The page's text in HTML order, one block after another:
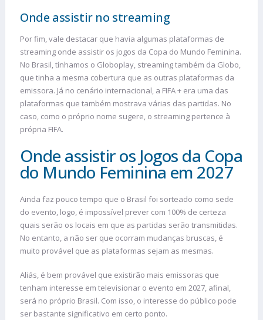
Onde assistir no streaming
Por fim, vale destacar que havia algumas plataformas de
streaming onde assistir os jogos da Copa do Mundo Feminina.
No Brasil, tínhamos o Globoplay, streaming também da Globo,
que tinha a mesma cobertura que as outras plataformas da
emissora. Já no cenário internacional, a FIFA + era uma das
plataformas que também mostrava várias das partidas. No
caso, como o próprio nome sugere, o streaming pertence à
própria FIFA.
Onde assistir os Jogos da Copa
do Mundo Feminina em 2027
Ainda faz pouco tempo que o Brasil foi sorteado como sede
do evento, logo, é impossível prever com 100% de certeza
quais serão os locais em que as partidas serão transmitidas.
No entanto, a não ser que ocorram mudanças bruscas, é
muito provável que as plataformas sejam as mesmas.
Aliás, é bem provável que existirão mais emissoras que
tenham interesse em televisionar o evento em 2027, afinal,
será no próprio Brasil. Com isso, o interesse do público pode
ser bastante significativo em certo ponto.